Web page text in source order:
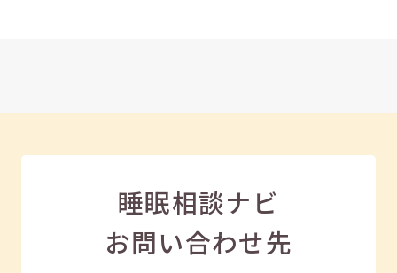
睡眠相談ナビ
お問い合わせ先